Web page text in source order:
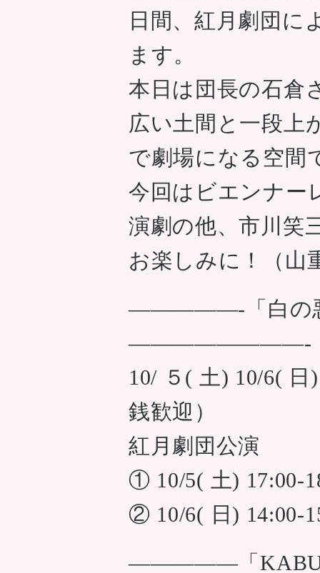
日間、紅月劇団に
ます。
本日は団長の石倉
広い土間と一段上
で劇場になる空間
今回はビエンナー
演劇の他、市川笑
お楽しみに！（山
—————-「白の悪
————————-
10/ ５( 土) 10/6(
銭歓迎）
紅月劇団公演
① 10/5( 土) 17:00-
② 10/6( 日) 14:00-
—————「